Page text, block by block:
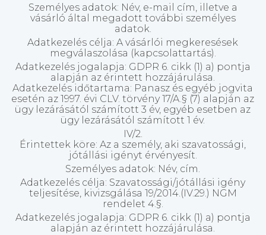
Személyes adatok: Név, e-mail cím, illetve a
vásárló által megadott további személyes
adatok.
Adatkezelés célja: A vásárlói megkeresések
megválaszolása (kapcsolattartás).
Adatkezelés jogalapja: GDPR 6. cikk (1) a) pontja
alapján az érintett hozzájárulása.
Adatkezelés időtartama: Panasz és egyéb jogvita
esetén az 1997. évi CLV. törvény 17/A.§ (7) alapján az
ügy lezárásától számított 3 év, egyéb esetben az
ügy lezárásától számított 1 év.
IV/2.
Érintettek köre: Az a személy, aki szavatossági,
jótállási igényt érvényesít.
Személyes adatok: Név, cím.
Adatkezelés célja: Szavatossági/jótállási igény
teljesítése, kivizsgálása 19/2014.(IV.29.) NGM
rendelet 4.§.
Adatkezelés jogalapja: GDPR 6. cikk (1) a) pontja
alapján az érintett hozzájárulása.